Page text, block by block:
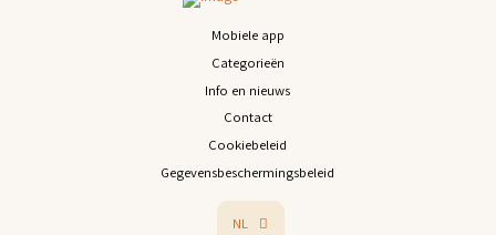
Mobiele app
Categorieën
Info en nieuws
Contact
Cookiebeleid
Gegevensbeschermingsbeleid
NL